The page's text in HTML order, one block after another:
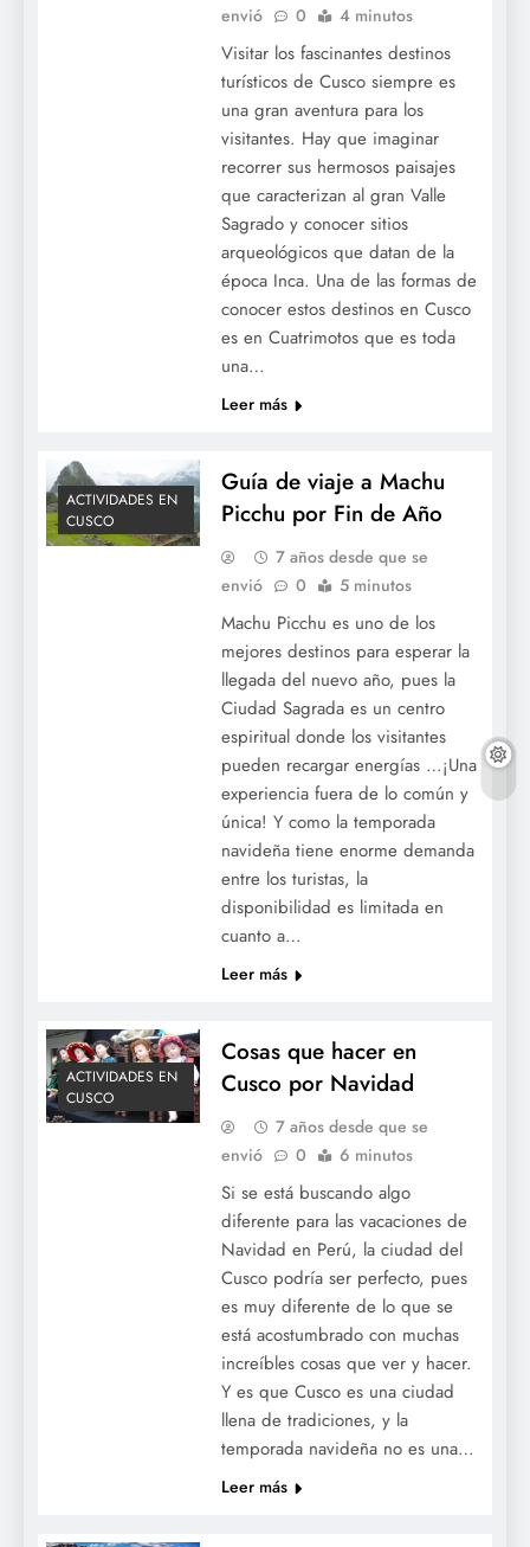
envió
0 4 minutos
Visitar los fascinantes destinos
turísticos de Cusco siempre es
una gran aventura para los
visitantes. Hay que imaginar
recorrer sus hermosos paisajes
que caracterizan al gran Valle
Sagrado y conocer sitios
arqueológicos que datan de la
época Inca. Una de las formas de
conocer estos destinos en Cusco
es en Cuatrimotos que es toda
una…
Leer más
ACTIVIDADES EN
CUSCO
Guía de viaje a Machu
Picchu por Fin de Año
7 años desde que se
envió
0 5 minutos
Machu Picchu es uno de los
mejores destinos para esperar la
llegada del nuevo año, pues la
Ciudad Sagrada es un centro
espiritual donde los visitantes
pueden recargar energías …¡Una
experiencia fuera de lo común y
única! Y como la temporada
navideña tiene enorme demanda
entre los turistas, la
disponibilidad es limitada en
cuanto a…
Leer más
ACTIVIDADES EN
CUSCO
Cosas que hacer en
Cusco por Navidad
7 años desde que se
envió
0 6 minutos
Si se está buscando algo
diferente para las vacaciones de
Navidad en Perú, la ciudad del
Cusco podría ser perfecto, pues
es muy diferente de lo que se
está acostumbrado con muchas
increíbles cosas que ver y hacer.
Y es que Cusco es una ciudad
llena de tradiciones, y la
temporada navideña no es una…
Leer más